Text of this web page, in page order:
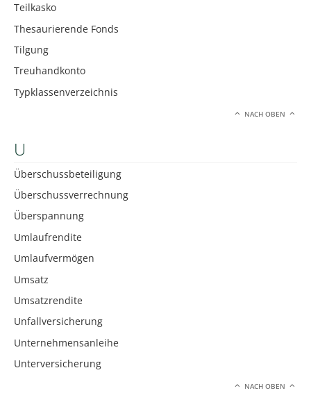
Teilkasko
Thesaurierende Fonds
Tilgung
Treuhandkonto
Typklassenverzeichnis
NACH OBEN
U
Überschussbeteiligung
Überschussverrechnung
Überspannung
Umlaufrendite
Umlaufvermögen
Umsatz
Umsatzrendite
Unfallversicherung
Unternehmensanleihe
Unterversicherung
NACH OBEN